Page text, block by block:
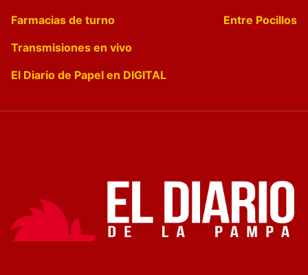
Farmacias de turno
Entre Pocillos
Transmisiones en vivo
El Diario de Papel en DIGITAL